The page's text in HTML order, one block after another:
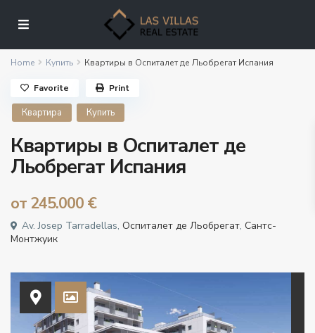
Home Купить Квартиры в Оспиталет де Льобрегат Испания
Квартира Купить
Квартиры в Оспиталет де
Льобрегат Испания
от 245.000 €
Av. Josep Tarradellas,Оспиталет де Льобрегат, Сантс-
Монтжуик
Favorite Print